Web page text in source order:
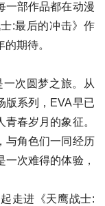
一部作品都在动漫
:最后的冲击》作
期待。
一次圆梦之旅。从
版系列，EVA早已
春岁月的象征。
与角色们一同经历
次难得的体验，
走进《天鹰战士: